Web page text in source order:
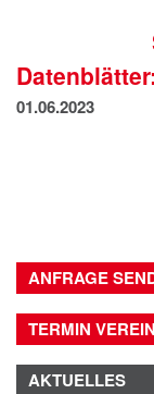
01.06.2023
ANFRAGE
TERMIN
AKTUELLES